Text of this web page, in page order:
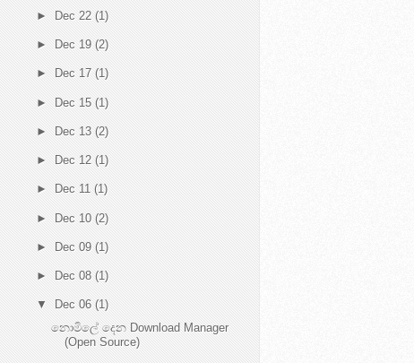
► Dec 22(1)
► Dec 19(2)
► Dec 17(1)
► Dec 15(1)
► Dec 13(2)
► Dec 12(1)
► Dec 11(1)
► Dec 10(2)
► Dec 09(1)
► Dec 08(1)
▼ Dec 06(1)
නොමිලේ දෙන Download Manager
(Open Source)